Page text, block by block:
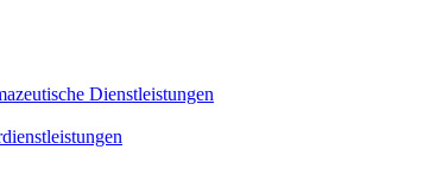
Dienstleistungen